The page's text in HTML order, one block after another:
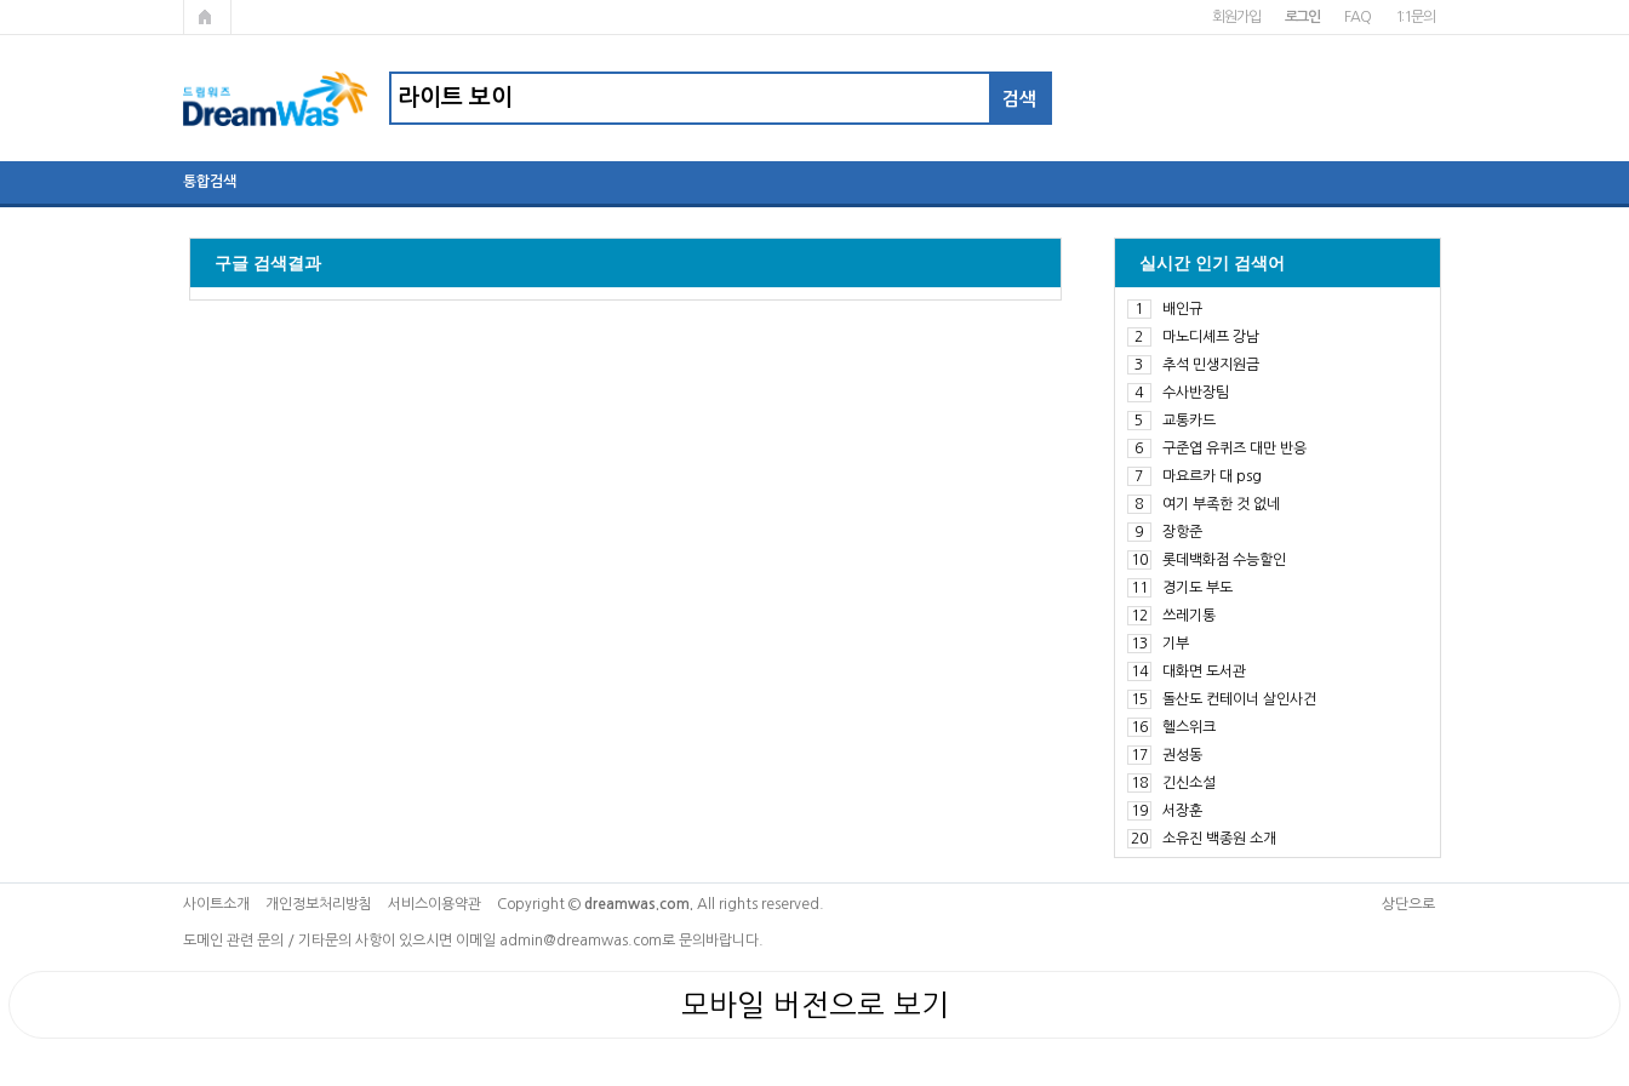
회원가입 로그인 FAQ 1:1문의
통합검색
실시간 인기 검색어
1
배인규
2
마노디셰프 강남
3
추석 민생지원금
4
수사반장팀
5
교통카드
6
구준엽 유퀴즈 대만 반응
7
마요르카 대 psg
8
여기 부족한 것 없네
9
장항준
10
롯데백화점 수능할인
11
경기도 부도
12
쓰레기통
13
기부
14
대화면 도서관
15
돌산도 컨테이너 살인사건
16
헬스위크
17
권성동
18
긴신소설
19
서장훈
20
소유진 백종원 소개
구글 검색결과
사이트소개 개인정보처리방침 서비스이용약관 Copyright © dreamwas.com. All rights reserved. 상단으로
도메인 관련 문의 / 기타문의 사항이 있으시면 이메일 admin@dreamwas.com로 문의바랍니다.
모바일 버전으로 보기